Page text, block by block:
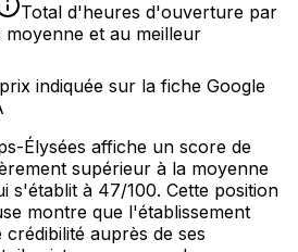
Total d'heures d'ouverture par
et au meilleur
indiquée sur la fiche Google
Élysées affiche un score de
supérieur à la moyenne
s'établit à 47/100. Cette position
montre que l'établissement
auprès de ses